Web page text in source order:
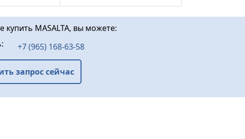
купить MASALTA, вы можете:
+7 (965) 168-63-58
запрос сейчас